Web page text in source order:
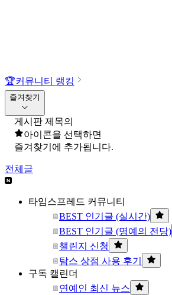
🏆커뮤니티 랭킹
즐겨찾기
게시판 제목의
아이콘을 선택하면
즐겨찾기에 추가됩니다.
전체글
타임스프레드 커뮤니티
BEST 인기글 (실시간)
BEST 인기글 (명예의 전당)
챌린지 신청
탐스 상점 사용 후기
구독 캘린더
연예인 최신 뉴스